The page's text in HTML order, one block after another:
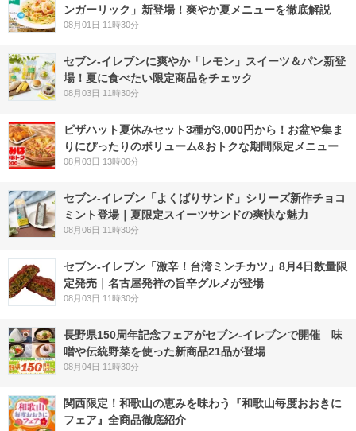
ンガーリック」新登場！爽やか夏メニューを徹底解説
08月01日 11時30分
セブン‐イレブンに爽やか「レモン」スイーツ＆パン新登
場！夏に食べたい限定商品をチェック
08月03日 11時30分
ピザハット夏休みセット3種が3,000円から！お盆や集ま
りにぴったりのボリューム&おトクな期間限定メニュー
08月03日 13時00分
セブン‐イレブン「よくばりサンド」シリーズ新作チョコ
ミント登場｜夏限定スイーツサンドの爽快な魅力
08月06日 11時30分
セブン-イレブン「激辛！台湾ミンチカツ」8月4日数量限
定発売｜名古屋発祥の旨辛グルメが登場
08月03日 11時30分
長野県150周年記念フェアがセブン-イレブンで開催 味
噌や伝統野菜を使った新商品21品が登場
08月04日 11時30分
関西限定！和歌山の恵みを味わう『和歌山毎度おおきに
フェア』全商品徹底紹介